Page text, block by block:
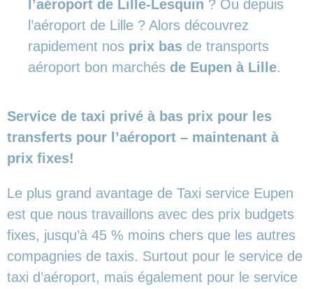
l’aéroport de Lille-Lesquin ? Ou depuis
l’aéroport de Lille ? Alors découvrez
rapidement nos prix bas de transports
aéroport bon marchés de Eupen à Lille.
Service de taxi privé à bas prix pour les
transferts pour l’aéroport – maintenant à
prix fixes!
Le plus grand avantage de Taxi service Eupen
est que nous travaillons avec des prix budgets
fixes, jusqu’à 45 % moins chers que les autres
compagnies de taxis. Surtout pour le service de
taxi d’aéroport, mais également pour le service